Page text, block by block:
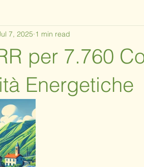
per 7.760
Energetiche
7, 2025 1 min read